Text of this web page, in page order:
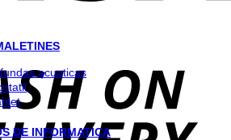
acuaticas
DE INFORMATICA